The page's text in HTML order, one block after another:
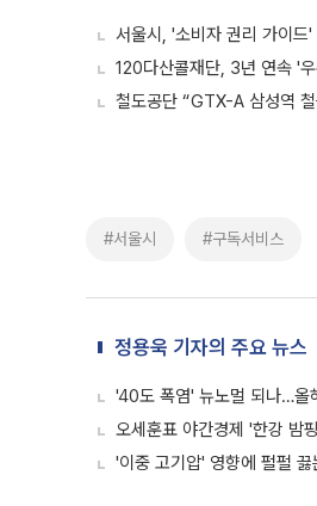
서울시, '소비자 권리 가이
120다산콜재단, 3년 연속 '
철도공단 “GTX-A 삼성역
#서울시 #구독서비스
정용욱 기자의 주요 뉴스
'40도 폭염' 뉴노멀 되나…올
오세훈표 야간경제 '한강 밤
'이중 고기압' 영향에 펄펄